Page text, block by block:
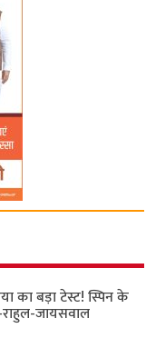
का बड़ा टेस्ट! स्पिन के
जायसवाल